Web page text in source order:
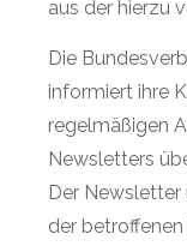
aus der hierzu
Die
informiert ihre
regelmäßigen
Newsletters
Der Newsletter
der